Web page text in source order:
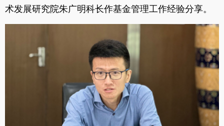
术发展研究院朱广明科长作基金管理工作经验分享。